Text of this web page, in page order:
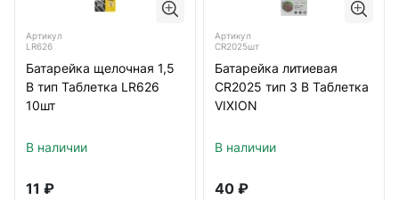
Артикул
LR626
Батарейка щелочная 1,5
В тип Таблетка LR626
10шт
В наличии
11 ₽
Артикул
CR2025шт
Батарейка литиевая
CR2025 тип 3 В Таблетка
VIXION
В наличии
40 ₽